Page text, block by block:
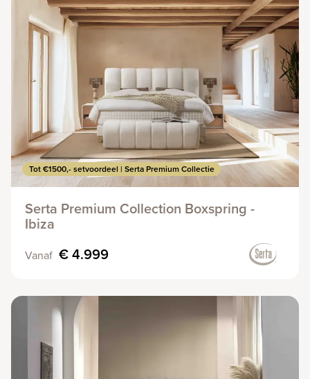
Tot €1500,- setvoordeel | Serta Premium Collectie
Serta Premium Collection Boxspring -
Ibiza
Vanaf € 4.999